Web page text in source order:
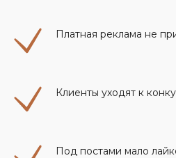
Платная реклама не
Клиенты уходят к
Под постами мало